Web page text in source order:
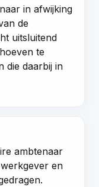
in afwijking
de
uitsluitend
te
die daarbij in
ambtenaar
en